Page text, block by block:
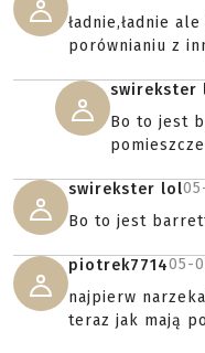
ładnie,ładnie
porównianiu z
swirekster
Bo to jest
swirekster lol
Bo to jest
piotrek771405-
najpierw
teraz jak mają